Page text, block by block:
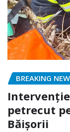
BREAKING
petrecut
Băișorii